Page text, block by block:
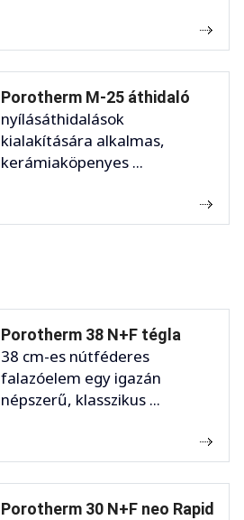
Porotherm M-25 áthidaló
nyílásáthidalások
kialakítására alkalmas,
kerámiaköpenyes ...
Porotherm 38 N+F tégla
38 cm-es nútféderes
falazóelem egy igazán
népszerű, klasszikus ...
Porotherm 30 N+F neo Rapid